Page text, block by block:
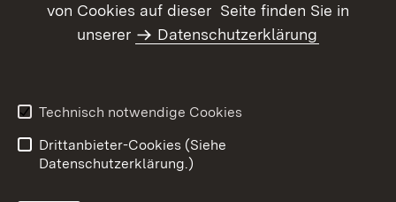
von Cookies auf dieser Seite finden Sie in
unserer
Datenschutzerklärung
Technisch notwendige Cookies
Drittanbieter-Cookies (Siehe
Datenschutzerklärung.)